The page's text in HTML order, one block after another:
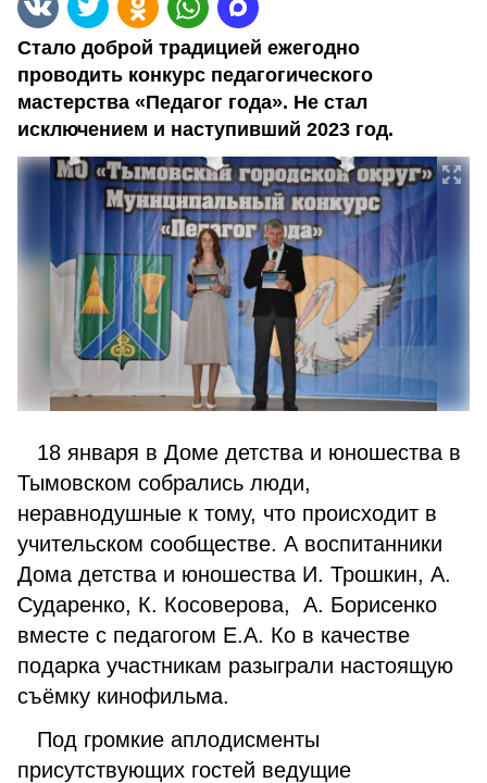
Стало доброй традицией ежегодно
проводить конкурс педагогического
мастерства «Педагог года». Не стал
исключением и наступивший 2023 год.
18 января в Доме детства и юношества в
Тымовском собрались люди,
неравнодушные к тому, что происходит в
учительском сообществе. А воспитанники
Дома детства и юношества И. Трошкин, А.
Сударенко, К. Косоверова, А. Борисенко
вместе с педагогом Е.А. Ко в качестве
подарка участникам разыграли настоящую
съёмку кинофильма.
Под громкие аплодисменты
присутствующих гостей ведущие